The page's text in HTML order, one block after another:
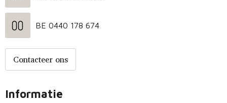
BE 0440 178 674
Contacteer ons
Informatie